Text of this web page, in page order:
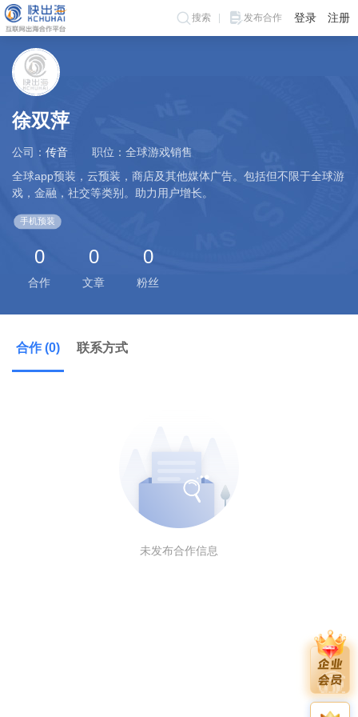
搜索 发布合作 登录 注册
徐双萍
公司： 传音
职位：全球游戏销售
全球app预装，云预装，商店及其他媒体广告。包括但不限于全球游
戏，金融，社交等类别。助力用户增长。
手机预装
0
合作
0
文章
0
粉丝
合作 (0) 联系方式
未发布合作信息